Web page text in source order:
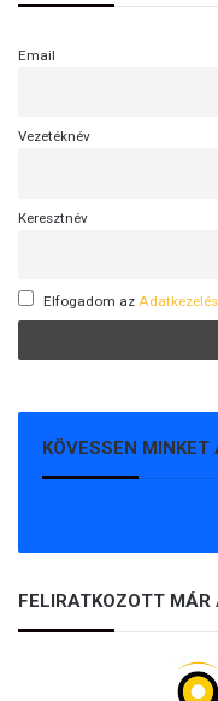
Email
Vezetéknév
Keresztnév
Elfogadom az
KÖVESSEN MINKET
FELIRATKOZOTT MÁR